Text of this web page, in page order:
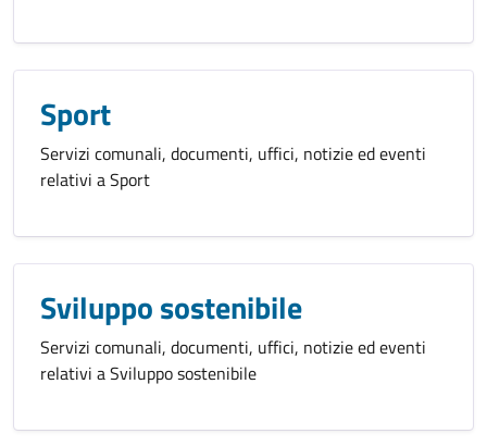
Sport
Servizi comunali, documenti, uffici, notizie ed eventi
relativi a Sport
Sviluppo sostenibile
Servizi comunali, documenti, uffici, notizie ed eventi
relativi a Sviluppo sostenibile